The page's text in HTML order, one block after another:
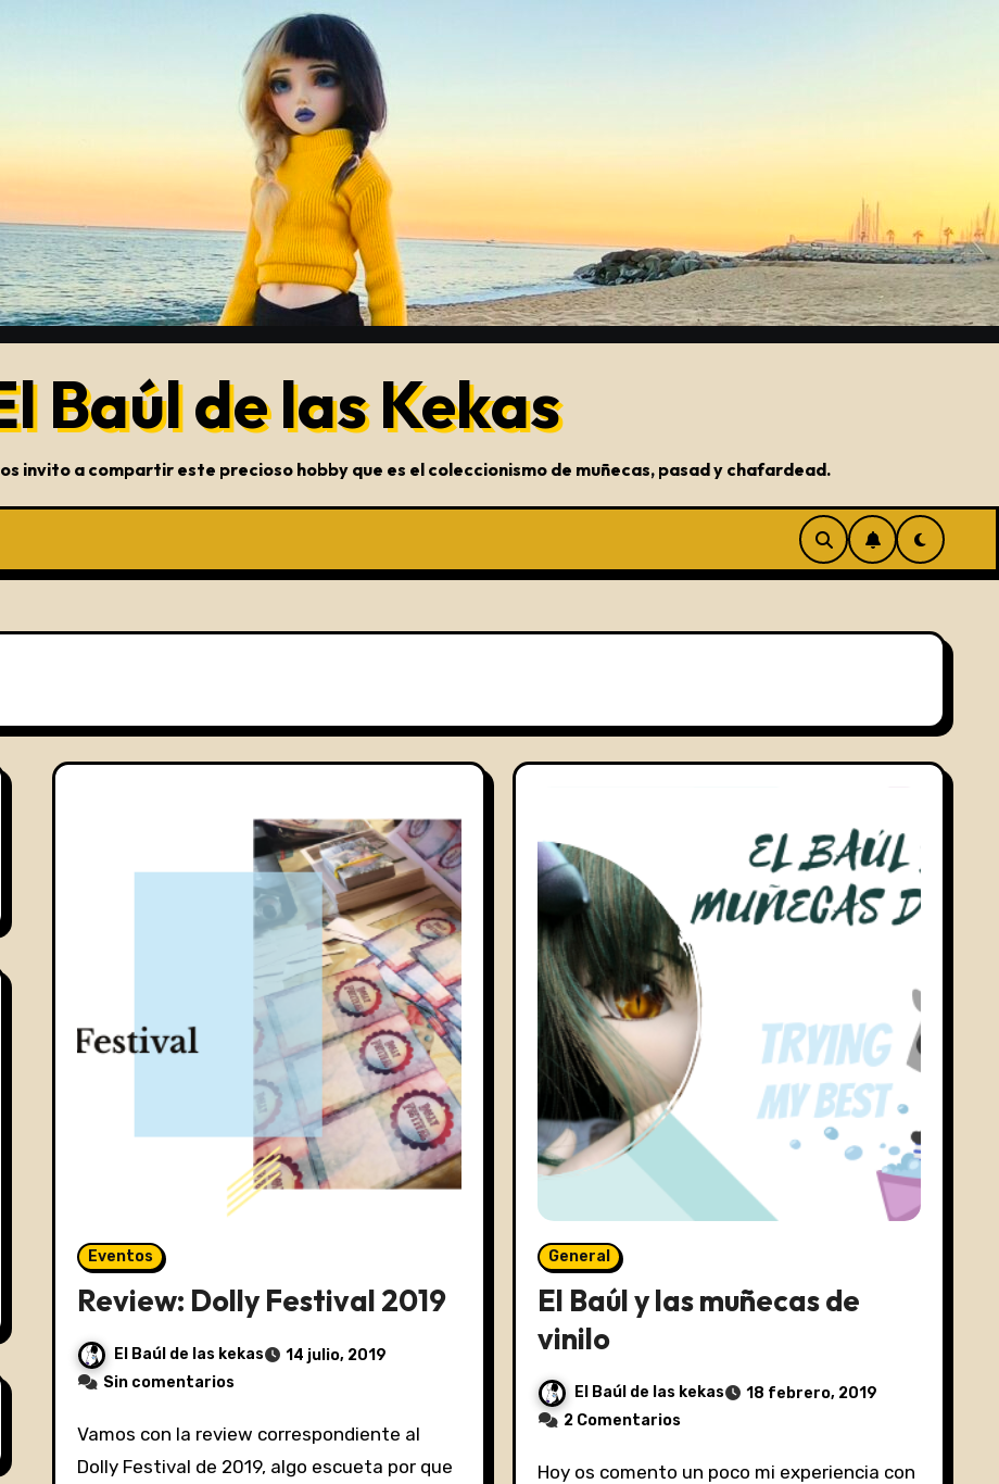
Baúl de las Kekas
os invito a compartir este precioso hobby que es el coleccionismo de muñecas, pasad y chafardead.
Eventos
Review: Dolly Festival 2019
El Baúl de las kekas
14 julio, 2019
Sin comentarios
Vamos con la review correspondiente al
Dolly Festival de 2019, algo escueta por que
General
El Baúl y las muñecas de
vinilo
El Baúl de las kekas
18 febrero, 2019
2 Comentarios
Hoy os comento un poco mi experiencia con